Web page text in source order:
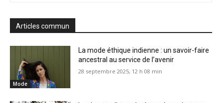
Articles commun
Mode
La mode éthique indienne : un savoir-faire
ancestral au service de l’avenir
28 septembre 2025, 12 h 08 min